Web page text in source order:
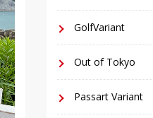
GolfVariant
Out of Tokyo
Passart Variant